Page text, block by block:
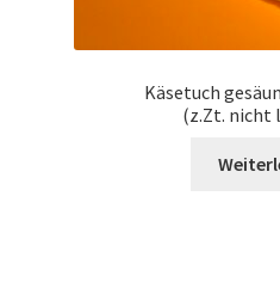
Käsetuch
(z.Zt. nicht